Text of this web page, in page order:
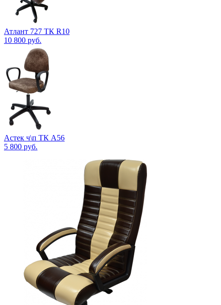
Атлант 727 ТК R10
10 800 руб.
Астек ч\п ТК А56
5 800 руб.